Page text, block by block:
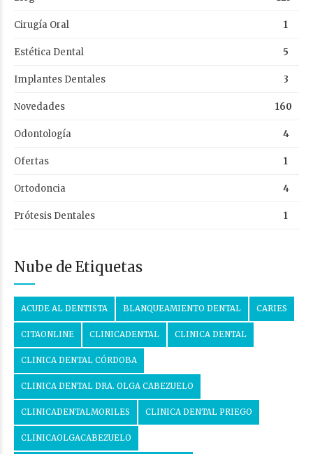
Cirugía Oral 1
Estética Dental 5
Implantes Dentales 3
Novedades 160
Odontología 4
Ofertas 1
Ortodoncia 4
Prótesis Dentales 1
Nube de Etiquetas
ACUDE AL DENTISTA BLANQUEAMIENTO DENTAL CARIES
CITAONLINE CLINICADENTAL CLINICA DENTAL
CLINICA DENTAL CÓRDOBA
CLINICA DENTAL DRA. OLGA CABEZUELO
CLINICADENTALMORILES CLINICA DENTAL PRIEGO
CLINICAOLGACABEZUELO